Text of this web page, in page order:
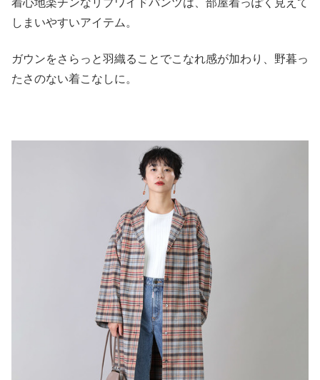
着心地楽チンなリブワイドパンツは、部屋着っぽく見えて
しまいやすいアイテム。
ガウンをさらっと羽織ることでこなれ感が加わり、野暮っ
たさのない着こなしに。